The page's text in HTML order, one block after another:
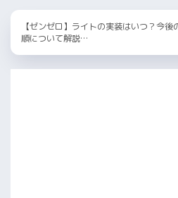
【ゼンゼロ】ライトの実装はいつ？今後
順について解説…